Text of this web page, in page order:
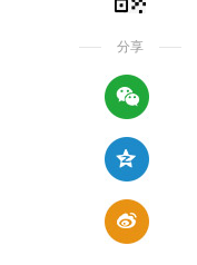
分享